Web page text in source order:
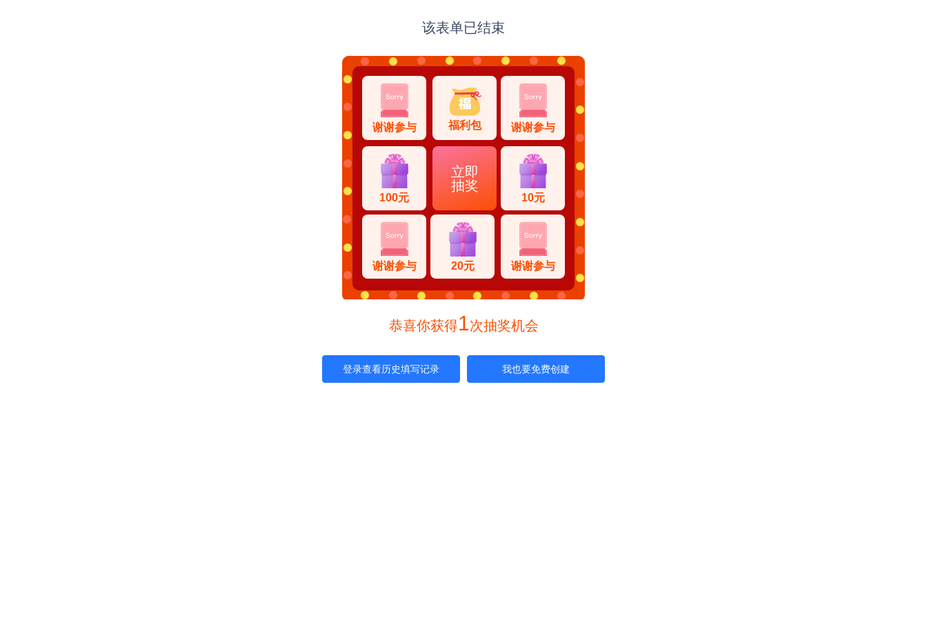
该表单已结束
谢谢参与 福利包 谢谢参与
10元
谢谢参与
20元
谢谢参与
100元
立即
抽奖
恭喜你获得1次抽奖机会
登录查看历史填写记录 我也要免费创建